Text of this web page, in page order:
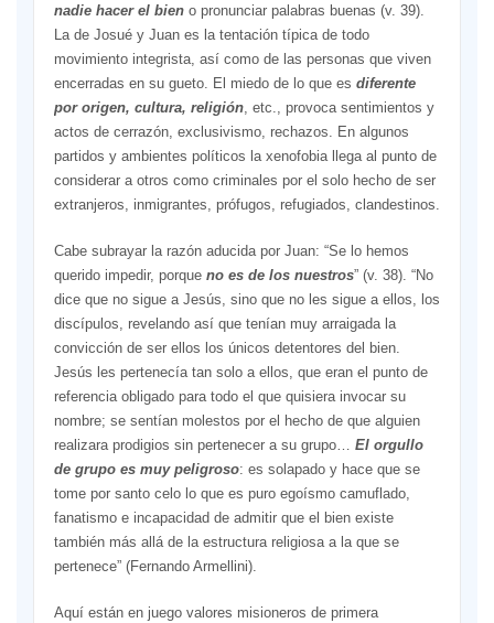
nadie hacer el bieno pronunciar palabras buenas (v. 39).
La de Josué y Juan es la tentación típica de todo
movimiento integrista, así como de las personas que viven
encerradas en su gueto. El miedo de lo que es diferente
por origen, cultura, religión, etc., provoca sentimientos y
actos de cerrazón, exclusivismo, rechazos. En algunos
partidos y ambientes políticos la xenofobia llega al punto de
considerar a otros como criminales por el solo hecho de ser
extranjeros, inmigrantes, prófugos, refugiados, clandestinos.
Cabe subrayar la razón aducida por Juan: “Se lo hemos
querido impedir, porque no es de los nuestros” (v. 38). “No
dice que no sigue a Jesús, sino que no les sigue a ellos, los
discípulos, revelando así que tenían muy arraigada la
convicción de ser ellos los únicos detentores del bien.
Jesús les pertenecía tan solo a ellos, que eran el punto de
referencia obligado para todo el que quisiera invocar su
nombre; se sentían molestos por el hecho de que alguien
realizara prodigios sin pertenecer a su grupo… El orgullo
de grupo es muy peligroso: es solapado y hace que se
tome por santo celo lo que es puro egoísmo camuflado,
fanatismo e incapacidad de admitir que el bien existe
también más allá de la estructura religiosa a la que se
pertenece” (Fernando Armellini).
Aquí están en juego valores misioneros de primera